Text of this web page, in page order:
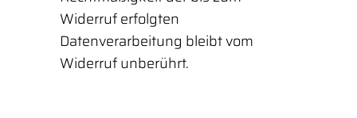
Widerruf erfolgten
Datenverarbeitung bleibt vom
Widerruf unberührt.